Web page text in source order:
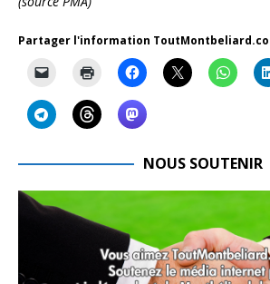
Partager l'information
NOUS SOUTENIR